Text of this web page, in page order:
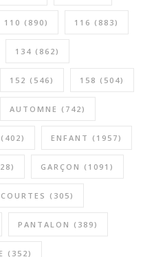
110 (890) 116 (883)
134 (862)
152 (546) 158 (504)
AUTOMNE (742)
(402) ENFANT (1957)
GARÇON (1091)
(305)
PANTALON (389)
(352)